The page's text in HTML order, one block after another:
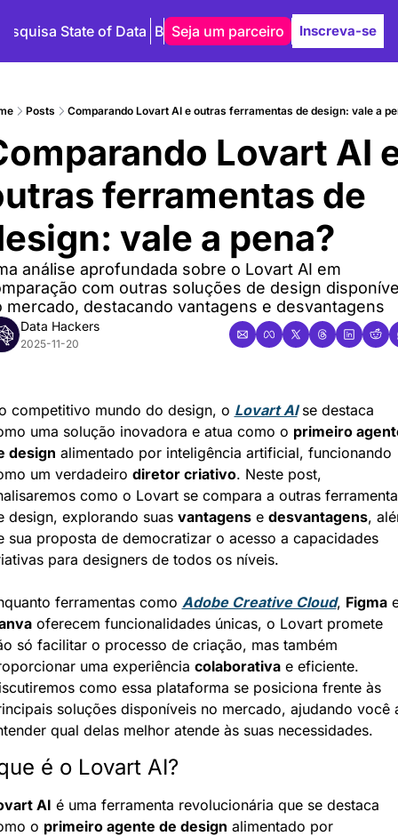
State of Data Blog Autores
Seja um parceiro Inscreva-se
Posts Comparando Lovart AI e outras ferramentas de design: vale a
Lovart AI
ferramentas de
vale a pena?
análise aprofundada sobre o Lovart AI em
com outras soluções de design
mercado, destacando vantagens e desvantagens
Data Hackers
2025-11-20
competitivo mundo do design, o Lovart AI se destaca
uma solução inovadora e atua como o primeiro
design alimentado por inteligência artificial, funcionando
um verdadeiro diretor criativo. Neste post,
como o Lovart se compara a outras
design, explorando suas vantagens e desvantagens,
sua proposta de democratizar o acesso a capacidades
para designers de todos os níveis.
ferramentas como Adobe Creative Cloud, Figma
oferecem funcionalidades únicas, o Lovart promete
só facilitar o processo de criação, mas também
uma experiência colaborativa e eficiente.
como essa plataforma se posiciona frente às
soluções disponíveis no mercado, ajudando você
qual delas melhor atende às suas necessidades.
é o Lovart AI?
AI é uma ferramenta revolucionária que se destaca
o primeiro agente de design alimentado por